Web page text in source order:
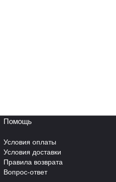
Помощь
Условия оплаты
Условия доставки
Правила возврата
Вопрос-ответ